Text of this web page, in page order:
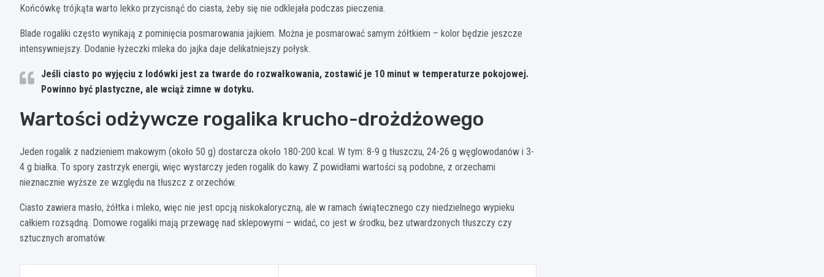
Końcówkę trójkąta warto lekko przycisnąć do ciasta, żeby się nie odklejała podczas pieczenia.
Blade rogaliki często wynikają z pominięcia posmarowania jajkiem. Można je posmarować samym żółtkiem – kolor będzie jeszcze
intensywniejszy. Dodanie łyżeczki mleka do jajka daje delikatniejszy połysk.
Jeśli ciasto po wyjęciu z lodówki jest za twarde do rozwałkowania, zostawić je 10 minut w temperaturze pokojowej.
Powinno być plastyczne, ale wciąż zimne w dotyku.
Wartości odżywcze rogalika krucho-drożdżowego
Jeden rogalik z nadzieniem makowym (około 50 g) dostarcza około 180-200 kcal. W tym: 8-9 g tłuszczu, 24-26 g węglowodanów i 3-
4 g białka. To spory zastrzyk energii, więc wystarczy jeden rogalik do kawy. Z powidłami wartości są podobne, z orzechami
nieznacznie wyższe ze względu na tłuszcz z orzechów.
Ciasto zawiera masło, żółtka i mleko, więc nie jest opcją niskokaloryczną, ale w ramach świątecznego czy niedzielnego wypieku
całkiem rozsądną. Domowe rogaliki mają przewagę nad sklepowymi – widać, co jest w środku, bez utwardzonych tłuszczy czy
sztucznych aromatów.